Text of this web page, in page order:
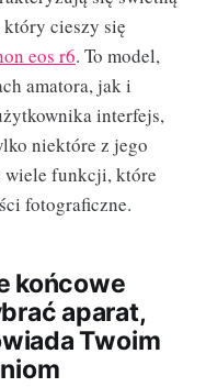
cieszy się
eos r6. To model,
amatora, jak i
interfejs,
niektóre z jego
wiele funkcji, które
fotograficzne.
końcowe
aparat,
Twoim